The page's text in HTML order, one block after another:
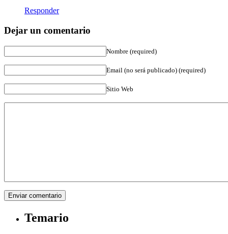
Responder
Dejar un comentario
Nombre (required)
Email (no será publicado) (required)
Sitio Web
Temario